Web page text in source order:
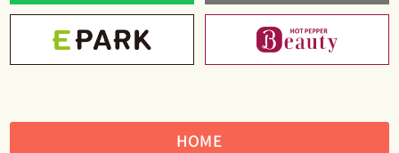
HOME